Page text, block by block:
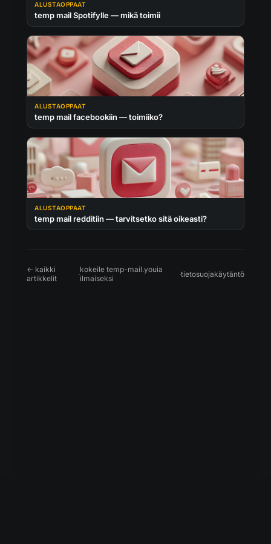
ALUSTAOPPAAT
temp mail Spotifylle — mikä toimii
ALUSTAOPPAAT
temp mail facebookiin — toimiiko?
ALUSTAOPPAAT
temp mail redditiin — tarvitsetko sitä oikeasti?
← kaikki
artikkelit
·kokeile temp-mail.youia
ilmaiseksi
·tietosuojakäytäntö